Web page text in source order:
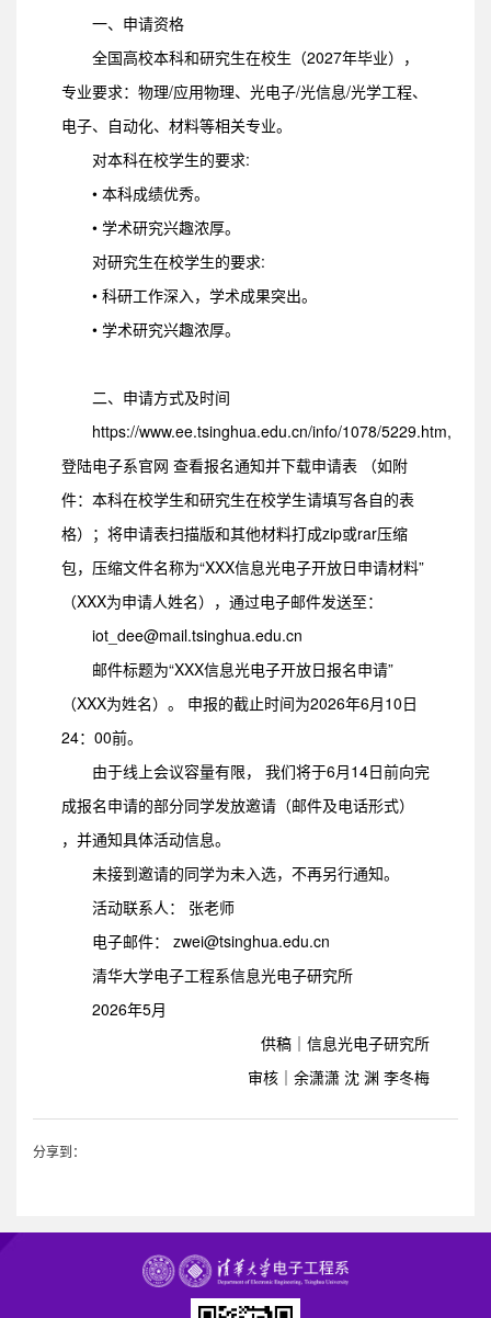
一、申请资格
全国高校本科和研究生在校生（2027年毕业），
专业要求：物理/应用物理、光电子/光信息/光学工程、
电子、自动化、材料等相关专业。
对本科在校学生的要求:
• 本科成绩优秀。
• 学术研究兴趣浓厚。
对研究生在校学生的要求:
• 科研工作深入，学术成果突出。
• 学术研究兴趣浓厚。
二、申请方式及时间
https://www.ee.tsinghua.edu.cn/info/1078/5229.htm,
登陆电子系官网 查看报名通知并下载申请表 （如附
件：本科在校学生和研究生在校学生请填写各自的表
格）；将申请表扫描版和其他材料打成zip或rar压缩
包，压缩文件名称为“XXX信息光电子开放日申请材料”
（XXX为申请人姓名），通过电子邮件发送至：
iot_dee@mail.tsinghua.edu.cn
邮件标题为“XXX信息光电子开放日报名申请”
（XXX为姓名）。 申报的截止时间为2026年6月10日
24：00前。
由于线上会议容量有限， 我们将于6月14日前向完
成报名申请的部分同学发放邀请（邮件及电话形式）
，并通知具体活动信息。
未接到邀请的同学为未入选，不再另行通知。
活动联系人： 张老师
电子邮件： zwei@tsinghua.edu.cn
清华大学电子工程系信息光电子研究所
2026年5月
供稿｜信息光电子研究所
审核｜余潇潇 沈 渊 李冬梅
分享到：